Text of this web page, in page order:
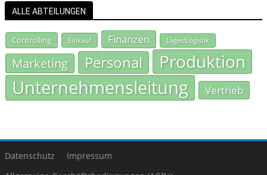
ALLE ABTEILUNGEN
Controlling Einkauf Finanzen Lager/Logistik
Marketing Personal Produktion
Unternehmensleitung Vertrieb
Datenschutz
Impressum